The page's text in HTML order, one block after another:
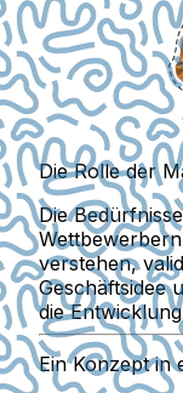
Die Rolle der
Die
verstehen,
Geschäftsidee
die
Ein Konzept in